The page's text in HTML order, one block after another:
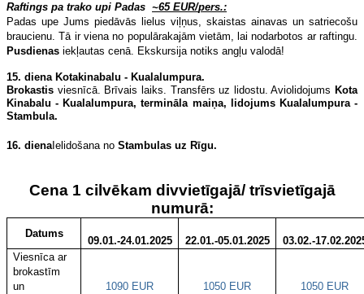
Raftings pa trako upi Padas ~65 EUR/pers.:
Padas upe Jums piedāvās lielus viļņus, skaistas ainavas un satriecošu
braucienu. Tā ir viena no populārakajām vietām, lai nodarbotos ar raftingu.
Pusdienas iekļautas cenā. Ekskursija notiks angļu valodā!
15. dienaKotakinabalu - Kualalumpura.
Brokastis viesnīcā. Brīvais laiks. Transfērs uz lidostu. Aviolidojums Kota
Kinabalu - Kualalumpura, termināla maiņa, lidojums Kualalumpura -
Stambula.
16. dienaIelidošana no Stambulas uz Rīgu.
Cena 1 cilvēkam divvietīgajā/ trīsvietīgajā
numurā:
Datums
09.01.-24.01.2025 22.01.-05.01.2025
03.02.-
Viesnīca ar
brokastīm
un
1090 EUR 1050 EUR 1050 EUR